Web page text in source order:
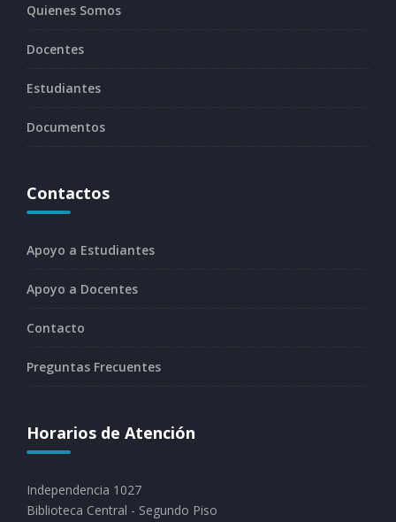
Quienes Somos
Docentes
Estudiantes
Documentos
Contactos
Apoyo a Estudiantes
Apoyo a Docentes
Contacto
Preguntas Frecuentes
Horarios de Atención
Independencia 1027
Biblioteca Central - Segundo Piso